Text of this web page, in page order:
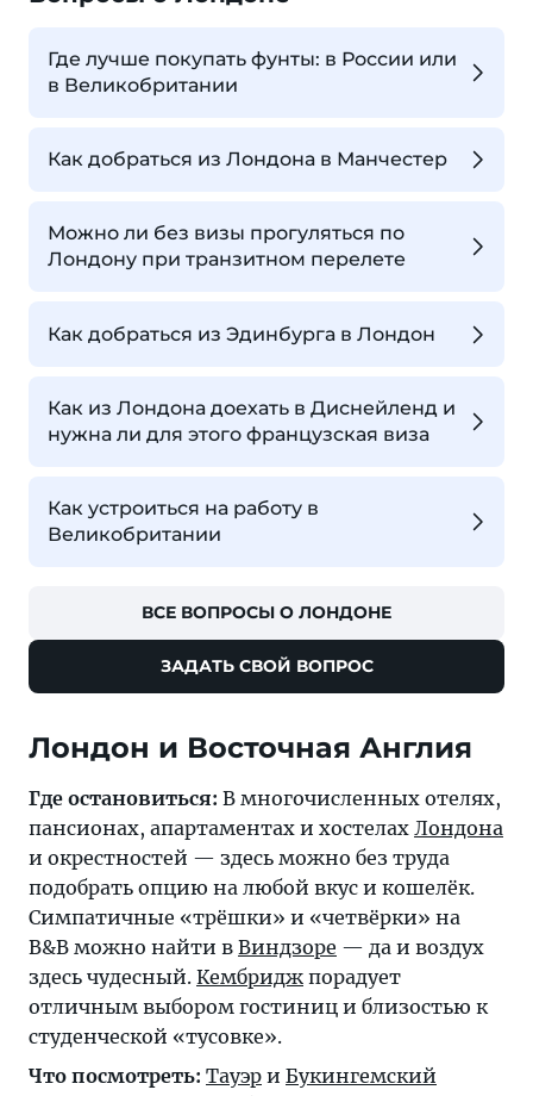
Где лучше покупать фунты: в России или
в Великобритании
Как добраться из Лондона в Манчестер
Можно ли без визы прогуляться по
Лондону при транзитном перелете
Как добраться из Эдинбурга в Лондон
Как из Лондона доехать в Диснейленд и
нужна ли для этого французская виза
Как устроиться на работу в
Великобритании
ВСЕ ВОПРОСЫ О ЛОНДОНЕ
ЗАДАТЬ СВОЙ ВОПРОС
Лондон и Восточная Англия
Где остановиться: В многочисленных отелях,
пансионах, апартаментах и хостелах Лондона
и окрестностей — здесь можно без труда
подобрать опцию на любой вкус и кошелёк.
Симпатичные «трёшки» и «четвёрки» на
B&B можно найти в Виндзоре — да и воздух
здесь чудесный. Кембридж порадует
отличным выбором гостиниц и близостью к
студенческой «тусовке».
Что посмотреть: Тауэр и Букингемский